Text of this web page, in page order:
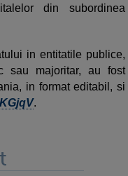
din subordinea
in entitatile publice,
sau majoritar, au fost
in format editabil, si
.